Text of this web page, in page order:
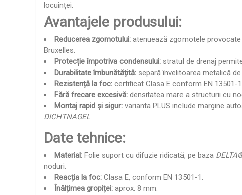
locuinței.
Avantajele produsului:
Reducerea zgomotului: atenuează zgomotele
Bruxelles.
Protecție împotriva condensului: stratul de drenaj
Durabilitate îmbunătățită: separă învelitoarea metalică
Rezistență la foc: certificat Clasa E conform EN
Fără frecare excesivă: densitatea mare a structurii cu
Montaj rapid și sigur: varianta PLUS include margine
DICHTNAGEL.
Date tehnice:
Material: Folie suport cu difuzie ridicată, pe baza
noduri.
Reacția la foc: Clasa E, conform EN 13501-1.
Înălțimea gropiței: aprox. 8 mm.